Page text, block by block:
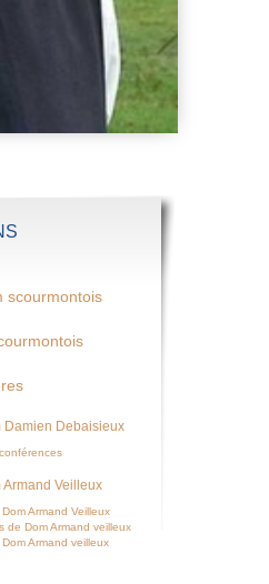
scourmontois
Damien Debaisieux
Armand Veilleux
Armand Veilleux
de Dom Armand veilleux
Armand veilleux